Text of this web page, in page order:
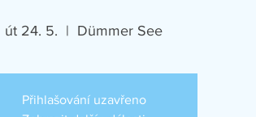
út 24. 5.
  |
Dümmer See
Přihlašování uzavřeno